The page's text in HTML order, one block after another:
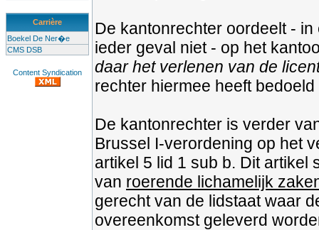
Carrière
Boekel De Ner�e
CMS DSB
Content Syndication
De kantonrechter oordeelt -
ieder geval niet - op het
daar het verlenen van de
rechter hiermee heeft
De kantonrechter is verder
Brussel I-verordening op het
artikel 5 lid 1 sub b. Dit artikel
van roerende lichamelijk
gerecht van de lidstaat waar
overeenkomst geleverd